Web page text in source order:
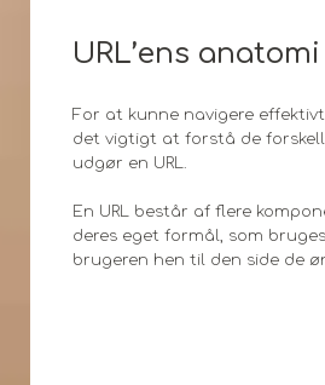
URL’ens anatomi
For at kunne navigere
det vigtigt at forstå de
udgør en URL.
En URL består af flere
deres eget formål, som
brugeren hen til den side de